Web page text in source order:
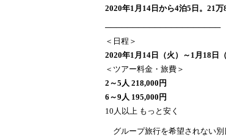
2020年1月14日から4泊5日。21万
─────────────────────
＜日程＞
2020年1月14日（火）～1月18日（
＜ツアー料金・旅費＞
2～5人 218,000円
6～9人 195,000円
10人以上 もっと安く
グループ旅行を希望されない別